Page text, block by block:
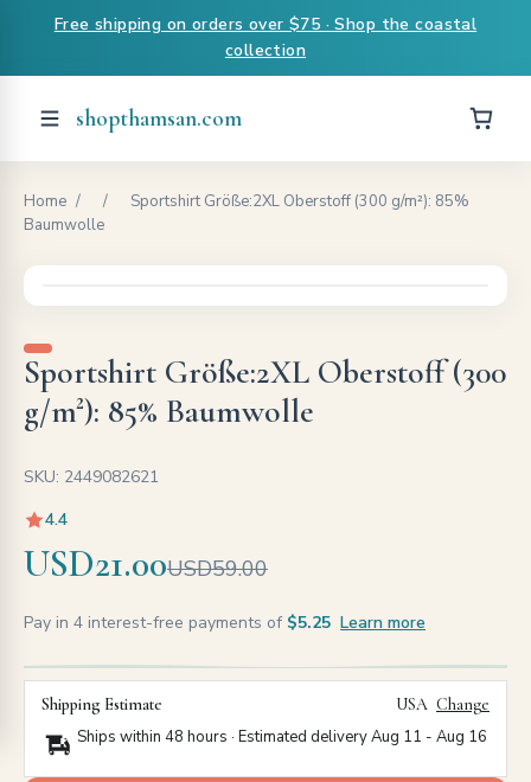
Free shipping on orders over $75 · Shop the coastal
collection
shopthamsan.com
Home / /
Sportshirt Größe:2XL Oberstoff (300 g/m²): 85%
Baumwolle
Sportshirt Größe:2XL Oberstoff (300
g/m²): 85% Baumwolle
SKU: 2449082621
4.4
USD21.00USD59.00
Pay in 4 interest-free payments of $5.25 Learn more
Shipping Estimate USA Change
Ships within 48 hours · Estimated deliveryAug 11 - Aug 16